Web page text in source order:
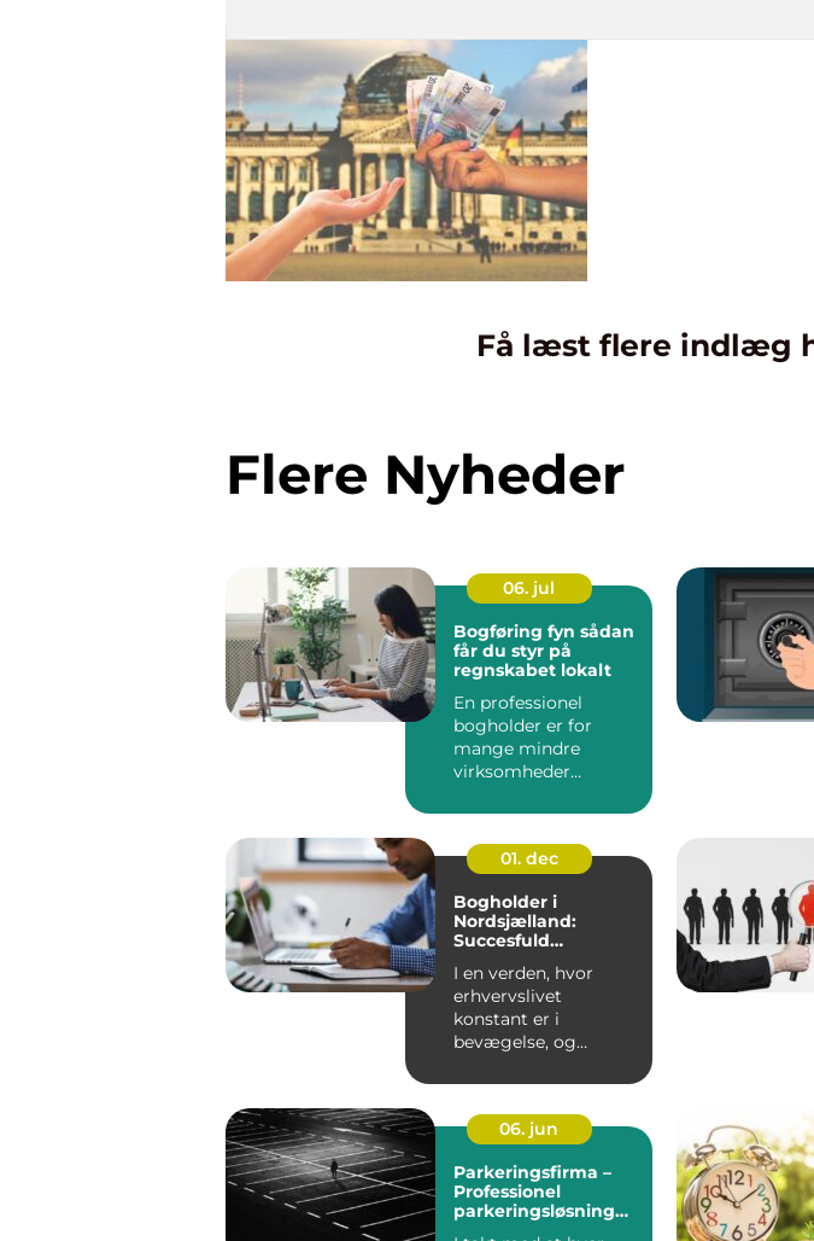
Få læst flere indlæg
Flere Nyheder
06. jul
Bogføring fyn sådan
får du styr på
regnskabet lokalt
En professionel
bogholder er for
mange mindre
virksomheder
maven og konstant
beky...
01. dec
Bogholder i
Nordsjælland:
Succesfuld
I en verden, hvor
erhvervslivet
konstant er i
bevægelse, og
kan v&ae...
06. jun
Parkeringsfirma –
Professionel
parkeringsløsning